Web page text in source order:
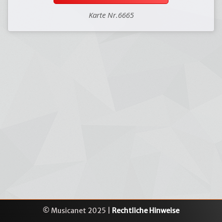
Karte Nr.6665
© Musicanet 2025 | Rechtliche Hinweise